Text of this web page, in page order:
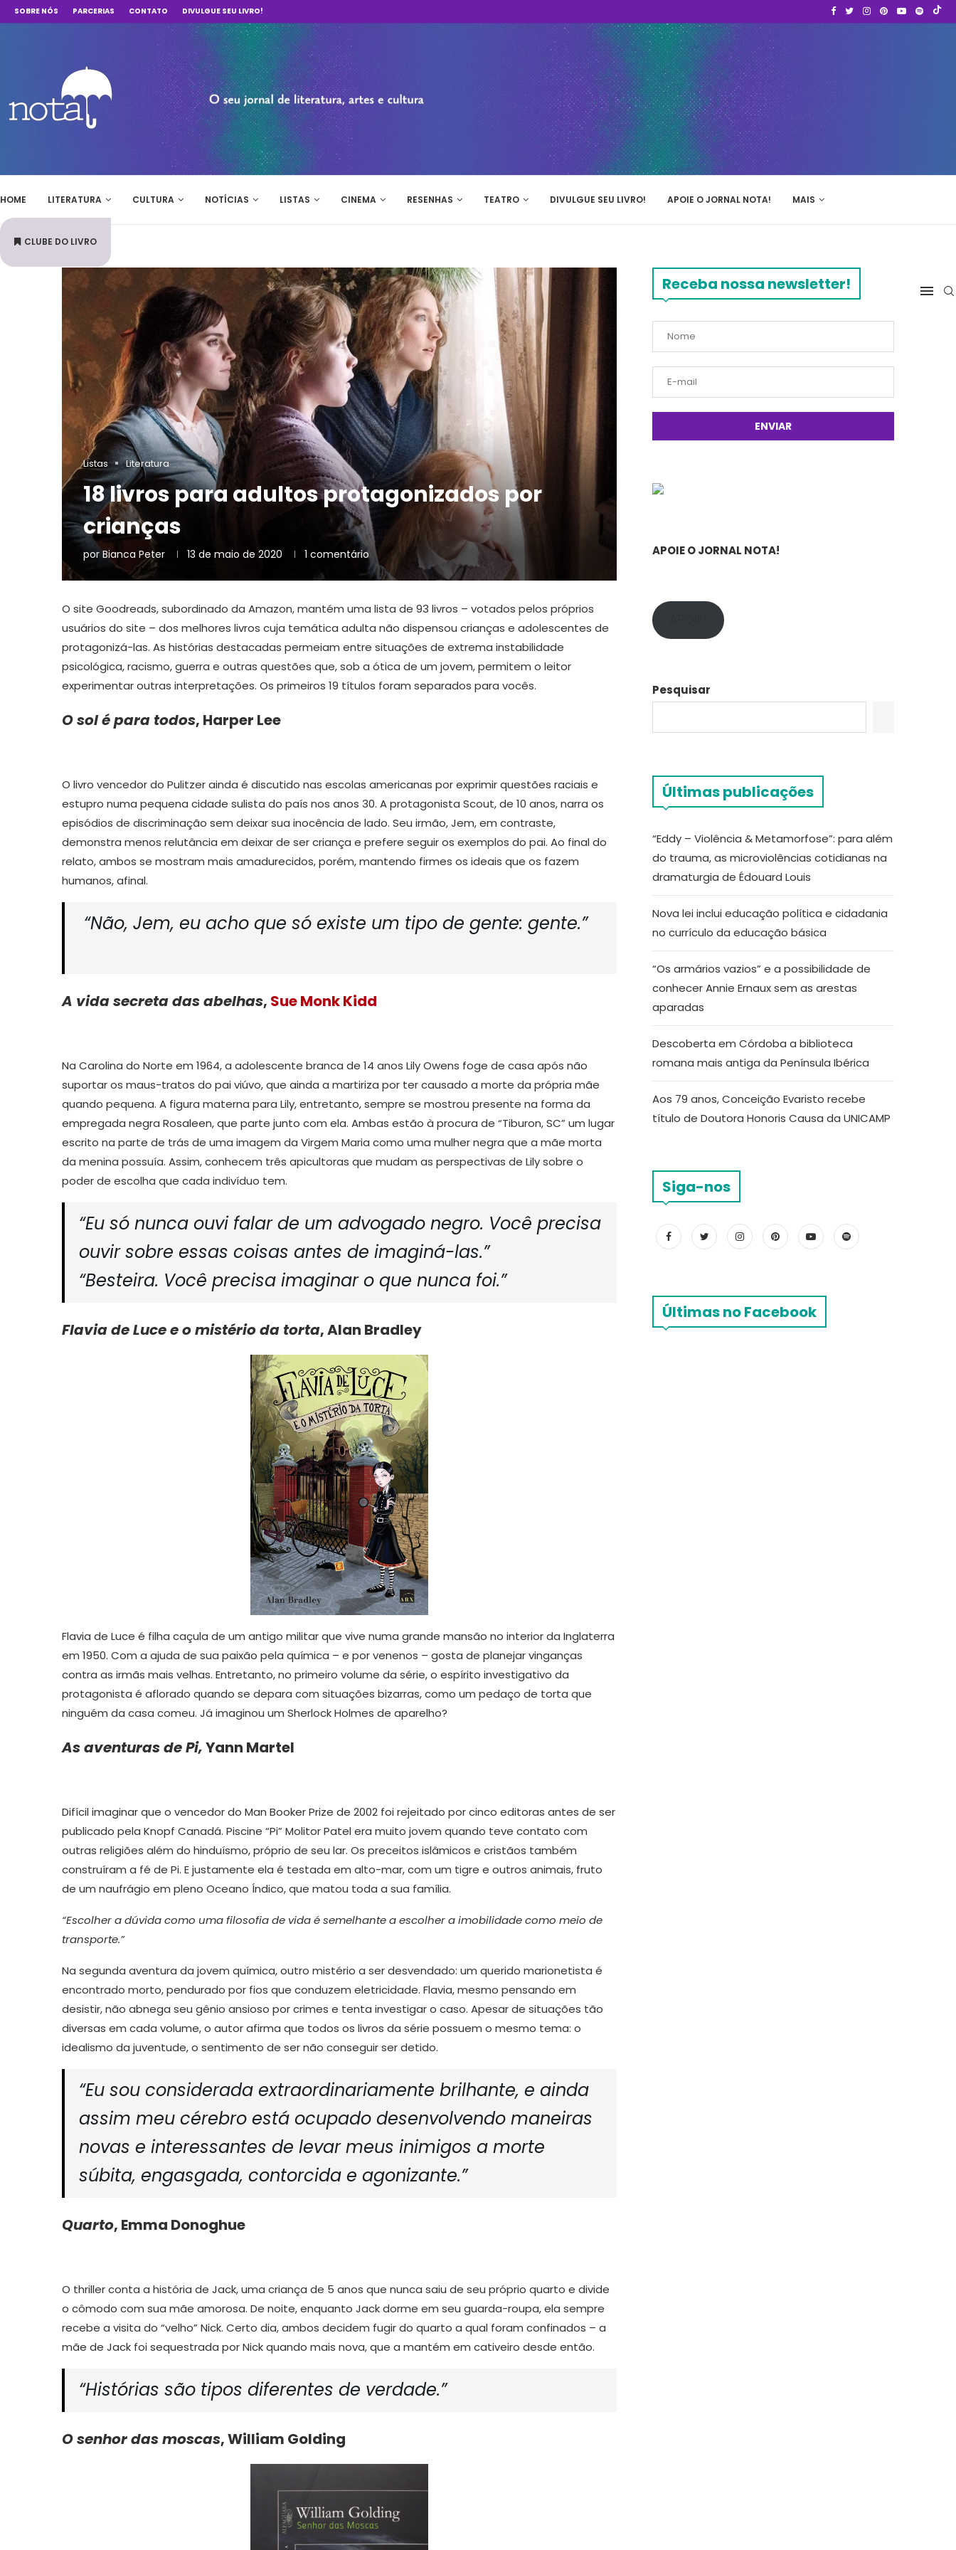
SOBRE NÓS PARCERIAS CONTATO DIVULGUE SEU LIVRO!
HOME LITERATURA CULTURA NOTÍCIAS LISTAS CINEMA RESENHAS TEATRO DIVULGUE SEU LIVRO! APOIE O JORNAL NOTA! MAIS
CLUBE DO LIVRO
Listas Literatura
18 livros para adultos protagonizados por
crianças
por Bianca Peter 13 de maio de 2020 1 comentário
O site Goodreads, subordinado da Amazon, mantém uma lista de 93 livros – votados pelos próprios
usuários do site – dos melhores livros cuja temática adulta não dispensou crianças e adolescentes de
protagonizá-las. As histórias destacadas permeiam entre situações de extrema instabilidade
psicológica, racismo, guerra e outras questões que, sob a ótica de um jovem, permitem o leitor
experimentar outras interpretações. Os primeiros 19 títulos foram separados para vocês.
O sol é para todos, Harper Lee
O livro vencedor do Pulitzer ainda é discutido nas escolas americanas por exprimir questões raciais e
estupro numa pequena cidade sulista do país nos anos 30. A protagonista Scout, de 10 anos, narra os
episódios de discriminação sem deixar sua inocência de lado. Seu irmão, Jem, em contraste,
demonstra menos relutância em deixar de ser criança e prefere seguir os exemplos do pai. Ao final do
relato, ambos se mostram mais amadurecidos, porém, mantendo firmes os ideais que os fazem
humanos, afinal.
“Não, Jem, eu acho que só existe um tipo de gente: gente.”
A vida secreta das abelhas, Sue Monk Kidd
Na Carolina do Norte em 1964, a adolescente branca de 14 anos Lily Owens foge de casa após não
suportar os maus-tratos do pai viúvo, que ainda a martiriza por ter causado a morte da própria mãe
quando pequena. A figura materna para Lily, entretanto, sempre se mostrou presente na forma da
empregada negra Rosaleen, que parte junto com ela. Ambas estão à procura de “Tiburon, SC” um lugar
escrito na parte de trás de uma imagem da Virgem Maria como uma mulher negra que a mãe morta
da menina possuía. Assim, conhecem três apicultoras que mudam as perspectivas de Lily sobre o
poder de escolha que cada indivíduo tem.
“Eu só nunca ouvi falar de um advogado negro. Você precisa
ouvir sobre essas coisas antes de imaginá-las.”
“Besteira. Você precisa imaginar o que nunca foi.”
Flavia de Luce e o mistério da torta, Alan Bradley
Flavia de Luce é filha caçula de um antigo militar que vive numa grande mansão no interior da Inglaterra
em 1950. Com a ajuda de sua paixão pela química – e por venenos – gosta de planejar vinganças
contra as irmãs mais velhas. Entretanto, no primeiro volume da série, o espírito investigativo da
protagonista é aflorado quando se depara com situações bizarras, como um pedaço de torta que
ninguém da casa comeu. Já imaginou um Sherlock Holmes de aparelho?
As aventuras de Pi,Yann Martel
Difícil imaginar que o vencedor do Man Booker Prize de 2002 foi rejeitado por cinco editoras antes de ser
publicado pela Knopf Canadá. Piscine “Pi” Molitor Patel era muito jovem quando teve contato com
outras religiões além do hinduísmo, próprio de seu lar. Os preceitos islâmicos e cristãos também
construíram a fé de Pi. E justamente ela é testada em alto-mar, com um tigre e outros animais, fruto
de um naufrágio em pleno Oceano Índico, que matou toda a sua família.
“Escolher a dúvida como uma filosofia de vida é semelhante a escolher a imobilidade como meio de
transporte.”
Na segunda aventura da jovem química, outro mistério a ser desvendado: um querido marionetista é
encontrado morto, pendurado por fios que conduzem eletricidade. Flavia, mesmo pensando em
desistir, não abnega seu gênio ansioso por crimes e tenta investigar o caso. Apesar de situações tão
diversas em cada volume, o autor afirma que todos os livros da série possuem o mesmo tema: o
idealismo da juventude, o sentimento de ser não conseguir ser detido.
“Eu sou considerada extraordinariamente brilhante, e ainda
assim meu cérebro está ocupado desenvolvendo maneiras
novas e interessantes de levar meus inimigos a morte
súbita, engasgada, contorcida e agonizante.”
Quarto, Emma Donoghue
O thriller conta a história de Jack, uma criança de 5 anos que nunca saiu de seu próprio quarto e divide
o cômodo com sua mãe amorosa. De noite, enquanto Jack dorme em seu guarda-roupa, ela sempre
recebe a visita do “velho” Nick. Certo dia, ambos decidem fugir do quarto a qual foram confinados – a
mãe de Jack foi sequestrada por Nick quando mais nova, que a mantém em cativeiro desde então.
“Histórias são tipos diferentes de verdade.”
O senhor das moscas, William Golding
Receba nossa newsletter!
APOIE O JORNAL NOTA!
Pesquisar
Últimas publicações
“Eddy – Violência & Metamorfose”: para além
do trauma, as microviolências cotidianas na
dramaturgia de Édouard Louis
Nova lei inclui educação política e cidadania
no currículo da educação básica
“Os armários vazios” e a possibilidade de
conhecer Annie Ernaux sem as arestas
aparadas
Descoberta em Córdoba a biblioteca
romana mais antiga da Península Ibérica
Aos 79 anos, Conceição Evaristo recebe
título de Doutora Honoris Causa da UNICAMP
Siga-nos
Últimas no Facebook